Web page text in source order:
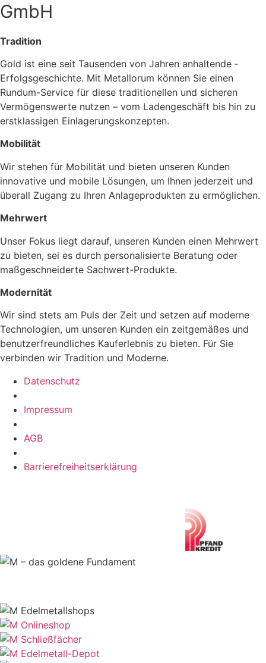
GmbH
Tradition
Gold ist eine seit Tausenden von Jahren anhaltende ­
Erfolgsgeschichte. Mit Metallorum können Sie einen
Rundum-Service für diese traditionellen und sicheren
Vermögenswerte nutzen – vom Ladengeschäft bis hin zu
erstklassigen Einlagerungskonzepten.
Mobilität
Wir stehen für Mobilität und bieten unseren Kunden
innovative und mobile Lösungen, um Ihnen jederzeit und
überall Zugang zu Ihren Anlageprodukten zu ermöglichen.
Mehrwert
Unser Fokus liegt darauf, unseren Kunden einen Mehrwert
zu bieten, sei es durch personalisierte Beratung oder
maßgeschneiderte Sachwert-Produkte.
Modernität
Wir sind stets am Puls der Zeit und setzen auf moderne
Technologien, um unseren Kunden ein zeitgemäßes und
benutzerfreundliches Kauferlebnis zu bieten. Für Sie
verbinden wir Tradition und Moderne.
Datenschutz
Impressum
AGB
Barrierefreiheitserklärung